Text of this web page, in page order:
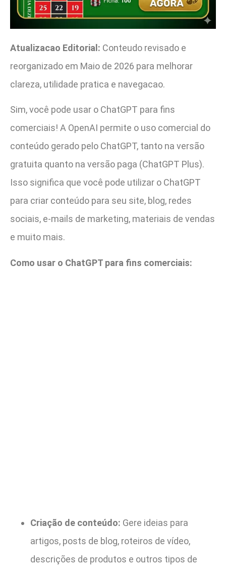
Atualizacao Editorial: Conteudo revisado e
reorganizado em Maio de 2026 para melhorar
clareza, utilidade pratica e navegacao.
Sim, você pode usar o ChatGPT para fins
comerciais! A OpenAI permite o uso comercial do
conteúdo gerado pelo ChatGPT, tanto na versão
gratuita quanto na versão paga (ChatGPT Plus).
Isso significa que você pode utilizar o ChatGPT
para criar conteúdo para seu site, blog, redes
sociais, e-mails de marketing, materiais de vendas
e muito mais.
Como usar o ChatGPT para fins comerciais:
Criação de conteúdo: Gere ideias para
artigos, posts de blog, roteiros de vídeo,
descrições de produtos e outros tipos de